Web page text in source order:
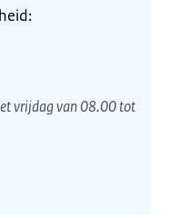
vrijdag van 08.00 tot